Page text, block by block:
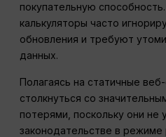
покупательную
калькуляторы часто
обновления и требуют
данных.
Полагаясь на статичные
столкнуться со
потерями, поскольку они не
законодательстве в режиме